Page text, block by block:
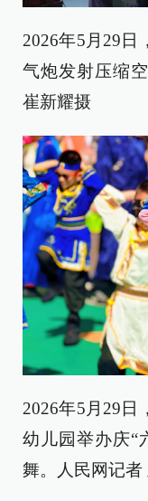
2026年5月29日
气炮发射压缩
崔新耀摄
2026年5月29日
幼儿园举办庆“
舞。人民网记者